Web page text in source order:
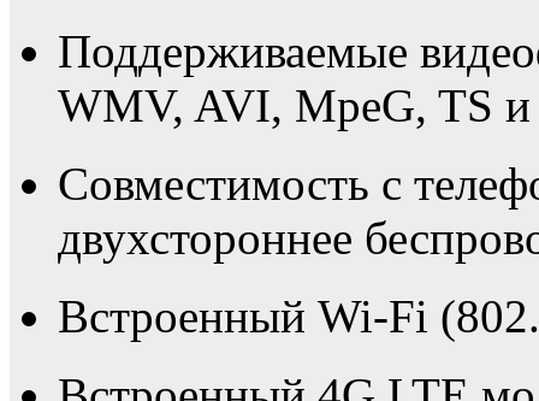
Поддерживаемые
WMV, AVI, MpeG, TS и
Совместимость с
двухстороннее
Встроенный Wi-Fi